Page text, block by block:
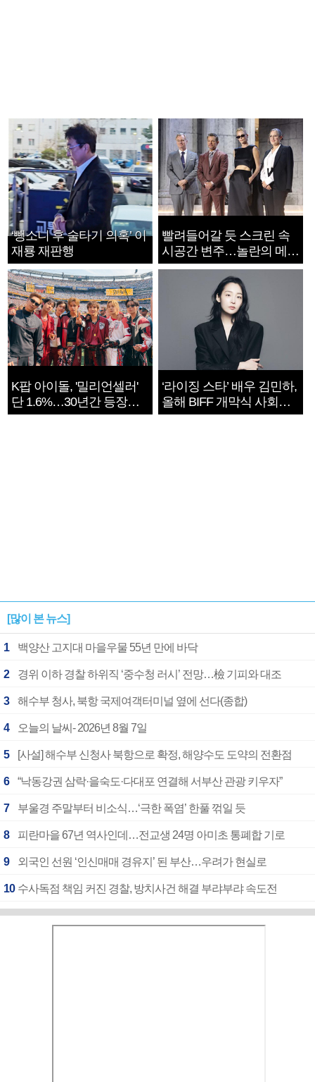
‘뺑소니 후 술타기 의혹’ 이
재룡 재판행
빨려들어갈 듯 스크린 속
시공간 변주…놀란의 메시
지는 ‘전쟁 속죄’
K팝 아이돌, '밀리언셀러'
단 1.6%…30년간 등장
1182개팀 전수조사
‘라이징 스타’ 배우 김민하,
올해 BIFF 개막식 사회자
확정
[많이 본 뉴스]
1 백양산 고지대 마을우물 55년 만에 바닥
2 경위 이하 경찰 하위직 ‘중수청 러시’ 전망…檢 기피와 대조
3 해수부 청사, 북항 국제여객터미널 옆에 선다(종합)
4 오늘의 날씨- 2026년 8월 7일
5 [사설] 해수부 신청사 북항으로 확정, 해양수도 도약의 전환점
6 “낙동강권 삼락·을숙도·다대포 연결해 서부산 관광 키우자”
7 부울경 주말부터 비소식…‘극한 폭염’ 한풀 꺾일 듯
8 피란마을 67년 역사인데…전교생 24명 아미초 통폐합 기로
9 외국인 선원 ‘인신매매 경유지’ 된 부산…우려가 현실로
10 수사독점 책임 커진 경찰, 방치사건 해결 부랴부랴 속도전